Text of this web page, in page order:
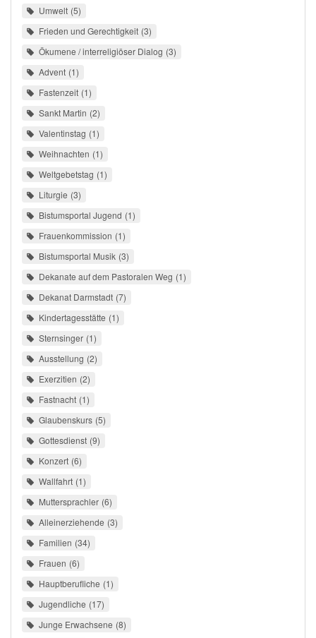
Umwelt 5
Frieden und Gerechtigkeit 3
Ökumene / interreligiöser Dialog 3
Advent 1
Fastenzeit 1
Sankt Martin 2
Valentinstag 1
Weihnachten 1
Weltgebetstag 1
Liturgie 3
Bistumsportal Jugend 1
Frauenkommission 1
Bistumsportal Musik 3
Dekanate auf dem Pastoralen Weg 1
Dekanat Darmstadt 7
Kindertagesstätte 1
Sternsinger 1
Ausstellung 2
Exerzitien 2
Fastnacht 1
Glaubenskurs 5
Gottesdienst 9
Konzert 6
Wallfahrt 1
Muttersprachler 6
Alleinerziehende 3
Familien 34
Frauen 6
Hauptberufliche 1
Jugendliche 17
Junge Erwachsene 8